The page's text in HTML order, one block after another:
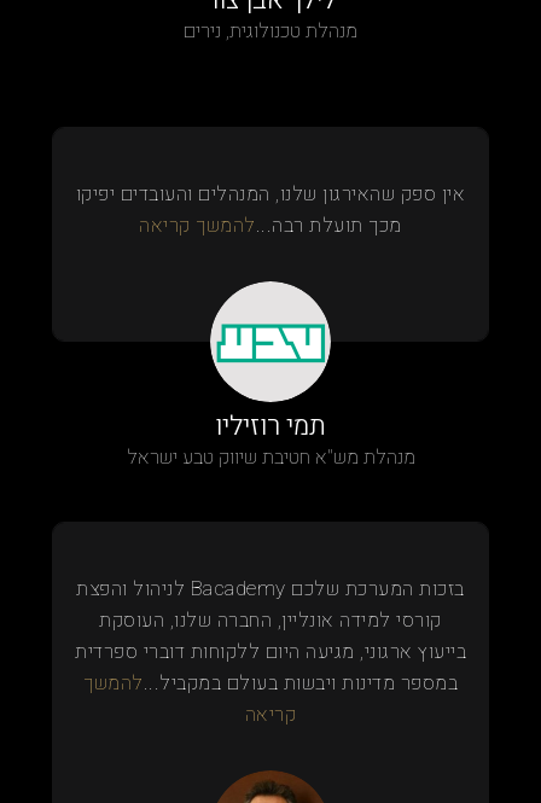
מנהלת טכנולוגית, נירים
אין ספק שהאירגון שלנו, המנהלים והעובדים יפיקו
מכך תועלת רבה...להמשך קריאה
תמי רוזיליו
מנהלת מש"א חטיבת שיווק טבע ישראל
בזכות המערכת שלכם Bacademy לניהול והפצת
קורסי למידה אונליין, החברה שלנו, העוסקת
בייעוץ ארגוני, מגיעה היום ללקוחות דוברי ספרדית
במספר מדינות ויבשות בעולם במקביל...להמשך
קריאה